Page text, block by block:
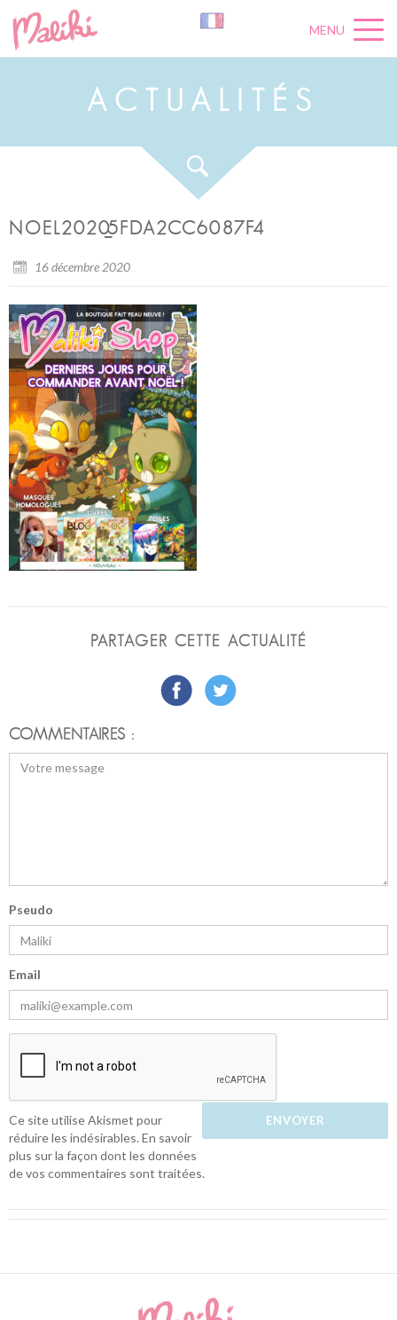
MENU
A C U A L É S
NOEL2020_5FDA2CC6087F4
16 décembre 2020
PARTAGER CETTE ACTUALITÉ
COMMENTAIRES :
Pseudo
Email
Ce site utilise Akismet pour
réduire les indésirables.En savoir
plus sur la façon dont les données
de vos commentaires sont traitées.